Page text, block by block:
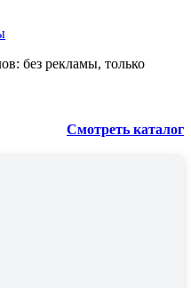
без рекламы, только
Смотреть каталог